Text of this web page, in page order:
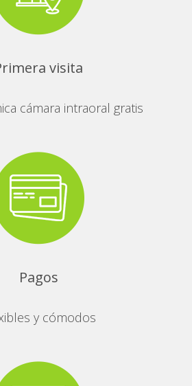
visita
cámara intraoral gratis
Pagos
y cómodos